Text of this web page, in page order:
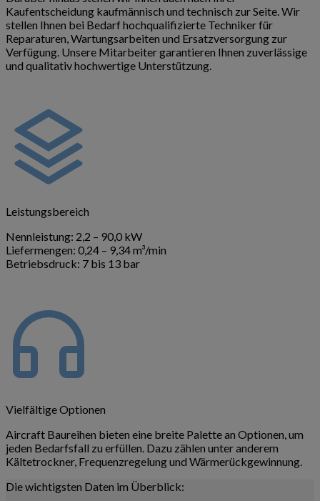
Kaufentscheidung kaufmännisch und technisch zur Seite. Wir
stellen Ihnen bei Bedarf hochqualifizierte Techniker für
Reparaturen, Wartungsarbeiten und Ersatzversorgung zur
Verfügung. Unsere Mitarbeiter garantieren Ihnen zuverlässige
und qualitativ hochwertige Unterstützung.
Leistungsbereich
Nennleistung: 2,2 – 90,0 kW
Liefermengen: 0,24 – 9,34 m³/min
Betriebsdruck: 7 bis 13 bar
Vielfältige Optionen
Aircraft Baureihen bieten eine breite Palette an Optionen, um
jeden Bedarfsfall zu erfüllen. Dazu zählen unter anderem
Kältetrockner, Frequenzregelung und Wärmerückgewinnung.
Die wichtigsten Daten im Überblick: